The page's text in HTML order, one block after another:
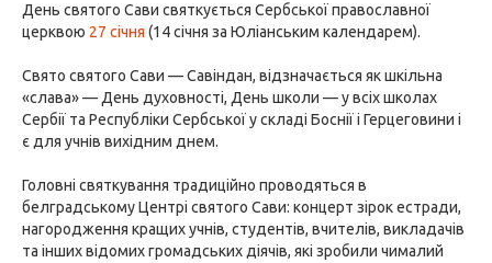
День святого Сави святкується Сербської православної
церквою 27 січня (14 січня за Юліанським календарем).
Свято святого Сави — Савіндан, відзначається як шкільна
«слава» — День духовності, День школи — у всіх школах
Сербії та Республіки Сербської у складі Боснії і Герцеговини і
є для учнів вихідним днем.
Головні святкування традиційно проводяться в
белградському Центрі святого Сави: концерт зірок естради,
нагородження кращих учнів, студентів, вчителів, викладачів
та інших відомих громадських діячів, які зробили чималий